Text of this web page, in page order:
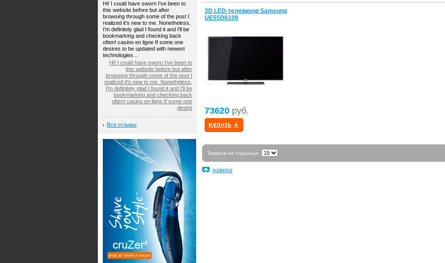
3D LED-телевизор Samsung
UE55D6100
73620 руб.
Товаров на странице:
наверх
Hi! I could have sworn I've been to
this website before but after
browsing through some of the post I
realized it's new to me. Nonetheless,
I'm definitely glad I found it and I'll be
bookmarking and checking back
often! casino en ligne If some one
desires to be updated with newest
technologies...
Hi! I could have sworn I've been to
this website before but after
browsing through some of the post I
realized it's new to me. Nonetheless,
I'm definitely glad I found it and I'll be
bookmarking and checking back
often! casino en ligne If some one
desire
Все отзывы